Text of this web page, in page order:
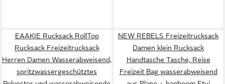
EAAKIE Rucksack RollTop
Rucksack Freizeitrucksack
Herren Damen Wasserabweisend,
spritzwassergeschütztes
NEW REBELS Freizeitrucksack
Damen klein Rucksack
Handtasche Tasche, Reise
Freizeit Bag wasserabweisend